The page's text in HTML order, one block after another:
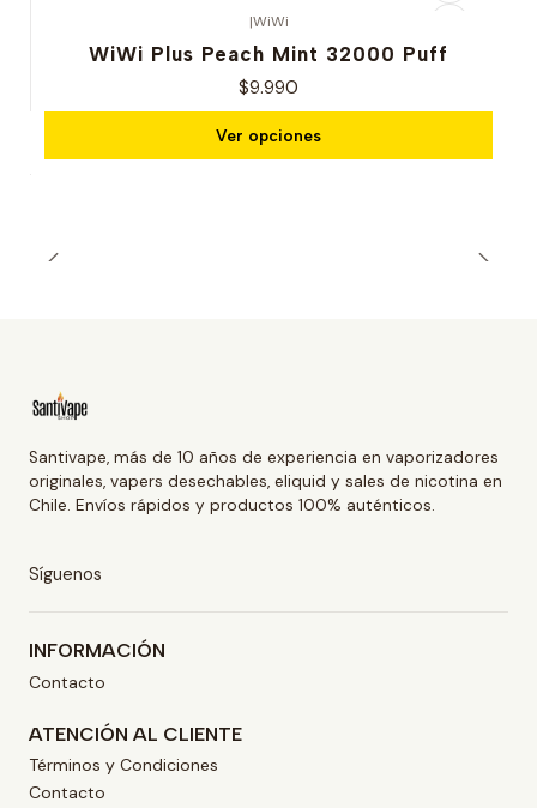
|WiWi
WiWi Plus Peach Mint 32000 Puff
$9.990
Ver opciones
Santivape, más de 10 años de experiencia en vaporizadores
originales, vapers desechables, eliquid y sales de nicotina en
Chile. Envíos rápidos y productos 100% auténticos.
Síguenos
INFORMACIÓN
Contacto
ATENCIÓN AL CLIENTE
Términos y Condiciones
Contacto